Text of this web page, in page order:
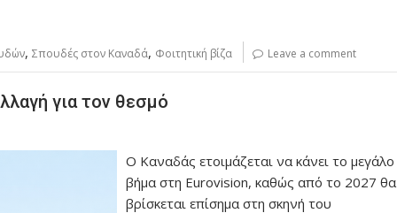
, Σπουδές στον Καναδά, Φοιτητική βίζα Leave a comment
για τον θεσμό
Ο Καναδάς ετοιμάζεται να κάνει το μεγάλο
βήμα στη Eurovision, καθώς από το 2027 θα
βρίσκεται επίσημα στη σκηνή του